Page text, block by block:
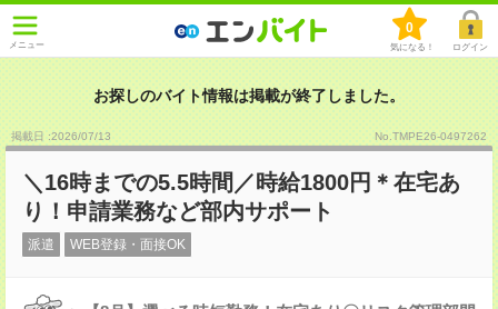
メニュー
0
気になる！ ログイン
お探しのバイト情報は掲載が終了しました。
掲載日 :2026/07/13 No.TMPE26-0497262
＼16時までの5.5時間／時給1800円＊在宅あ
り！申請業務など部内サポート
派遣 WEB登録・面接OK